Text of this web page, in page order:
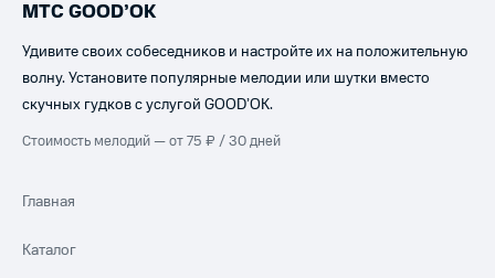
МТС GOOD’OK
Удивите своих собеседников и настройте их на положительную
волну. Установите популярные мелодии или шутки вместо
скучных гудков с услугой GOOD’OK.
Стоимость мелодий — от 75 ₽ / 30 дней
Главная
Каталог